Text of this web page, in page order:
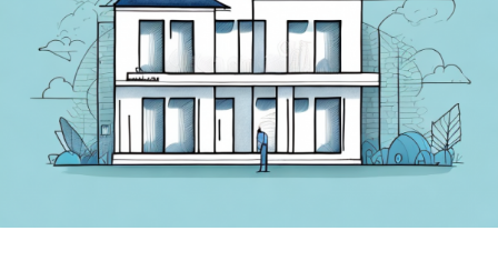
Kontakt
Datenschutz
Impressum
Glossar